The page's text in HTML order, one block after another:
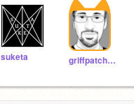
suketa griffpatch_tutor